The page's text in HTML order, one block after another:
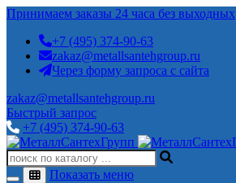
Принимаем заказы 24 часа без выходных
+7 (495) 374-90-63
zakaz@metallsantehgroup.ru
Через форму запроса с сайта
zakaz@metallsantehgroup.ru
Быстрый запрос
+7 (495) 374-90-63
Показать меню